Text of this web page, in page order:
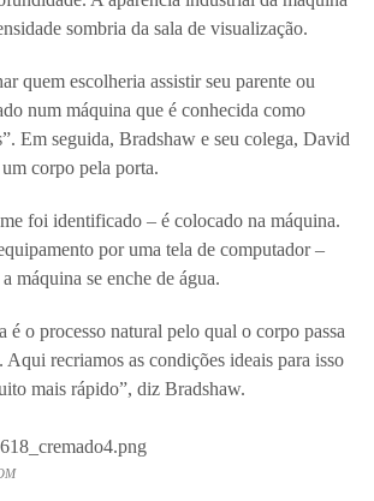
sombria da sala de visualização.
quem escolheria assistir seu parente ou
num máquina que é conhecida como
Em seguida, Bradshaw e seu colega, David
corpo pela porta.
foi identificado – é colocado na máquina.
por uma tela de computador –
máquina se enche de água.
é o processo natural pelo qual o corpo passa
Aqui recriamos as condições ideais para isso
mais rápido”, diz Bradshaw.